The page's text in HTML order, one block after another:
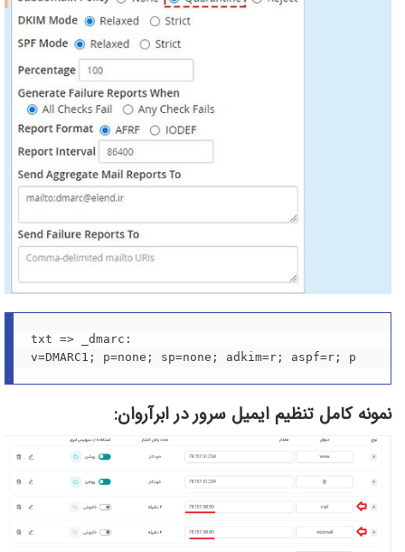
txt => _dmarc:
نمونه کامل تنظیم ایمیل سرور در ابرآروان: